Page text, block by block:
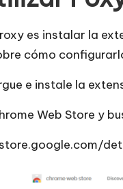
es instalar la
cómo
e instale la
Web Store y